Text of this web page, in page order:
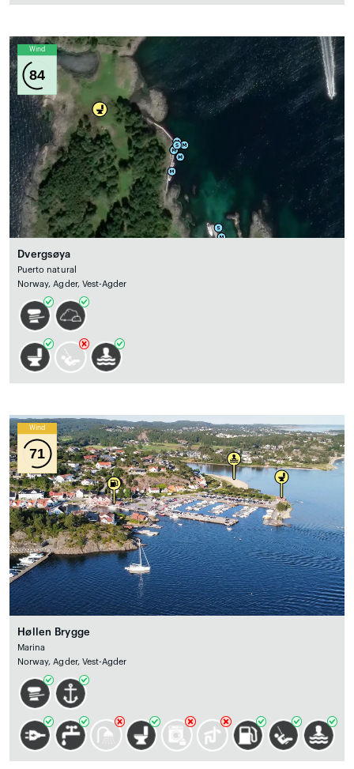
Wind
84
Dvergsøya
Puerto natural
Norway, Agder, Vest-Agder
Wind
71
Høllen Brygge
Marina
Norway, Agder, Vest-Agder